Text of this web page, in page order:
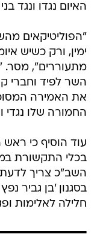
האיום נגדו ונגד
"הפוליטיקאים
ימין, ורק כשיש
מתעוררים",
השר לפיד וחברי
את האמירה
החמורה שלו נגדי
עוד הוסיף כי
בכלי התקשורת
השב"כ צריך לדעת
בסגנון 'בן גביר
חלילה לאלימות